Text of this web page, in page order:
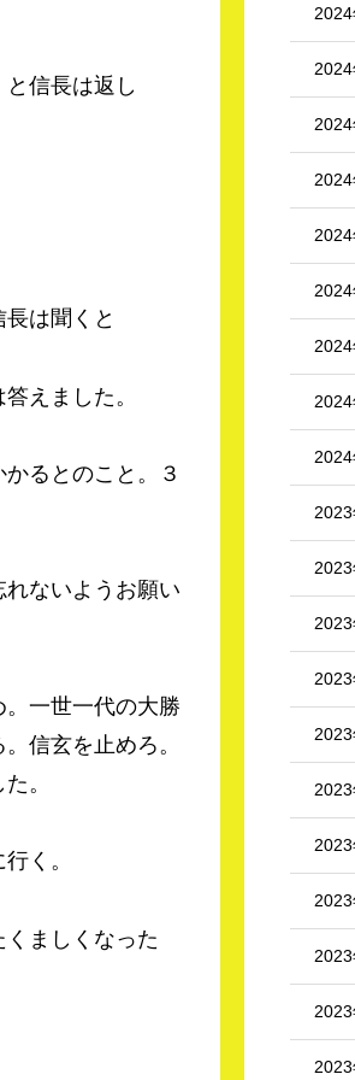
信長は返し
は聞くと
えました。
るとのこと。３
ないようお願い
一世一代の大勝
信玄を止めろ。
。
く。
ましくなった